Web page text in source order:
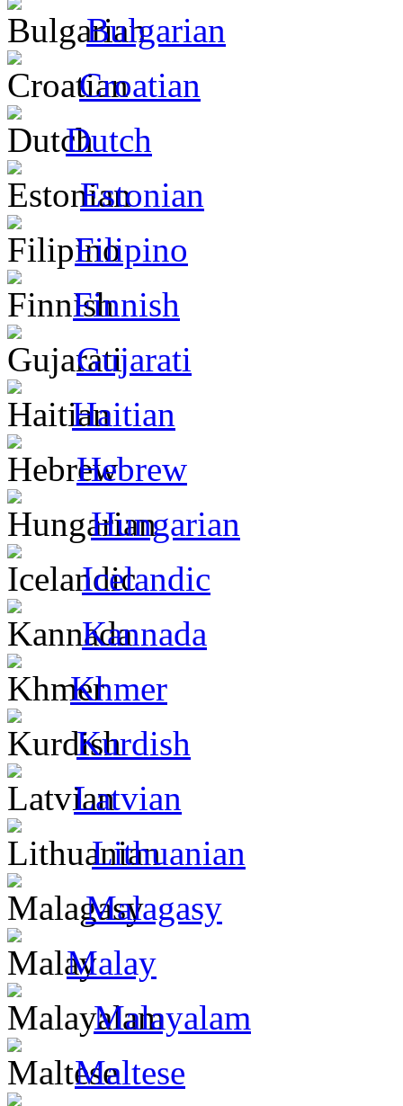
Bulgarian
Croatian
Dutch
Estonian
Filipino
Finnish
Gujarati
Haitian
Hebrew
Hungarian
Icelandic
Kannada
Khmer
Kurdish
Latvian
Lithuanian
Malagasy
Malay
Malayalam
Maltese